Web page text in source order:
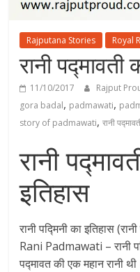
Rajputana Stories Royal
रानी पद्मावती
11/10/2017 Rajput
gora badal, padmawati,
story of padmawati,रानी
रानी
इतिहास
रानी पद्मिनी का इतिहास
Rani Padmawati – रानी
पद्मावत की एक महान रानी